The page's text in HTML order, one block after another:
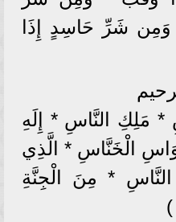
وَمِن شَرِّ حَاسِدٍ إِذَا
مَلِكِ النَّاسِ * إِلَهِ
الْخَنَّاسِ * الَّذِي
* مِنَ الْجِنَّةِ